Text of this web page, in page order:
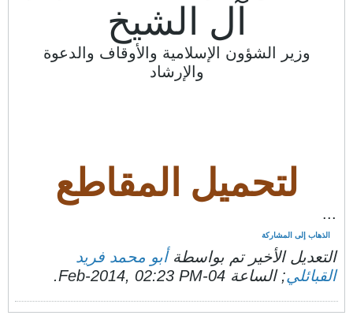
آل الشيخ
وزير الشؤون الإسلامية والأوقاف والدعوة
والإرشاد
لتحميل المقاطع
...
الذهاب إلى المشاركة
التعديل الأخير تم بواسطةأبو محمد فريد
القبائلي; الساعة 04-Feb-2014, 02:23 PM
.